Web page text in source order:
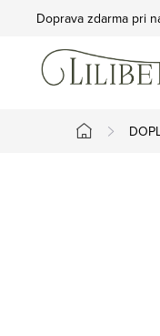
Doprava zdarma pri
Domov